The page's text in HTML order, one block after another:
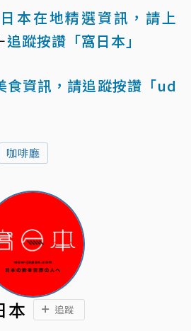
本在地精選資訊，請上
追蹤按讚「窩日本」
食資訊，請追蹤按讚「ud
咖啡廳
本 追蹤